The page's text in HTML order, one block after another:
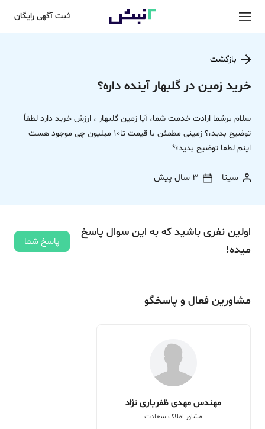
ثبت آگهی رایگان
بازگشت
خرید زمین در گلبهار آینده داره؟
سلام برشما ارادت خدمت شما، آیا زمین گلبهار ، ارزش خرید دارد لطفاً
توضیح بدید،؟ زمینی مطمئن با قیمت تا10 میلیون چی موجود هست
اینم لطفا توضیح بدید؛*
سینا 3 سال پیش
اولین نفری باشید که به این سوال پاسخ
میده!
پاسخ شما
مشاورین فعال و پاسخگو
مهندس مهدی ظفریاری نژاد
مشاور املاک سعادت